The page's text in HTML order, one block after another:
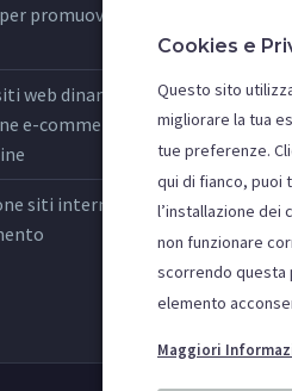
promuovere la tua
web dinamici,
e-commerce per
siti internet e
Cookies e
Questo sito
migliorare la tua
tue preferenze.
qui di fianco, puoi
l’installazione dei
non funzionare
scorrendo questa
elemento
Maggiori